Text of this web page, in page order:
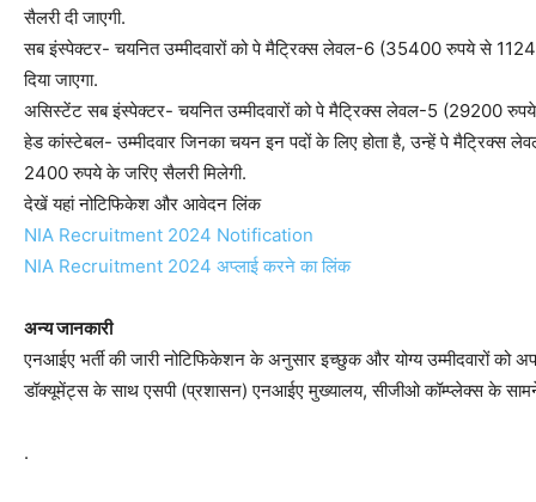
सैलरी दी जाएगी.
सब इंस्पेक्टर- चयनित उम्मीदवारों को पे मैट्रिक्स लेवल-6 (35400 रुपये से
दिया जाएगा.
असिस्टेंट सब इंस्पेक्टर- चयनित उम्मीदवारों को पे मैट्रिक्स लेवल-5 (29200
हेड कांस्टेबल- उम्मीदवार जिनका चयन इन पदों के लिए होता है, उन्हें पे
2400 रुपये के जरिए सैलरी मिलेगी.
देखें यहां नोटिफिकेश और आवेदन लिंक
NIA Recruitment 2024 Notification
NIA Recruitment 2024 अप्लाई करने का लिंक
अन्य जानकारी
एनआईए भर्ती की जारी नोटिफिकेशन के अनुसार इच्छुक और योग्य उम्मीदवारों को
डॉक्यूमेंट्स के साथ एसपी (प्रशासन) एनआईए मुख्यालय, सीजीओ कॉम्प्लेक्स के
.